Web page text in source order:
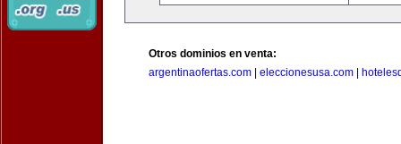
Otros dominios en venta:
argentinaofertas.com
eleccionesusa.com